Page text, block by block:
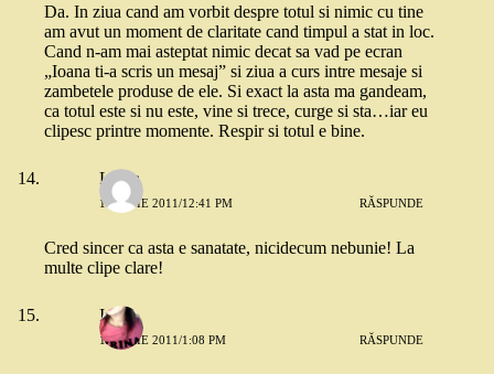
Da. In ziua cand am vorbit despre totul si nimic cu tine
am avut un moment de claritate cand timpul a stat in loc.
Cand n-am mai asteptat nimic decat sa vad pe ecran
„Ioana ti-a scris un mesaj” si ziua a curs intre mesaje si
zambetele produse de ele. Si exact la asta ma gandeam,
ca totul este si nu este, vine si trece, curge si sta…iar eu
clipesc printre momente. Respir si totul e bine.
Laura
19 IULIE 2011/12:41 PM RĂSPUNDE
Cred sincer ca asta e sanatate, nicidecum nebunie! La
multe clipe clare!
Irina
19 IULIE 2011/1:08 PM RĂSPUNDE